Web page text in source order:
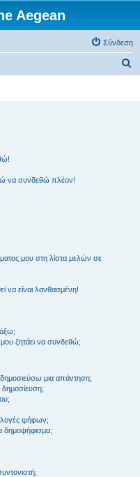
Aegean
Σύνδεση
να συνδεθώ πλέον!
μου στη λίστα μελών σε
να είναι λανθασμένη!
ζητάει να συνδεθώ;
μια απάντηση;
ψήφων;
δημοψήφισμα;